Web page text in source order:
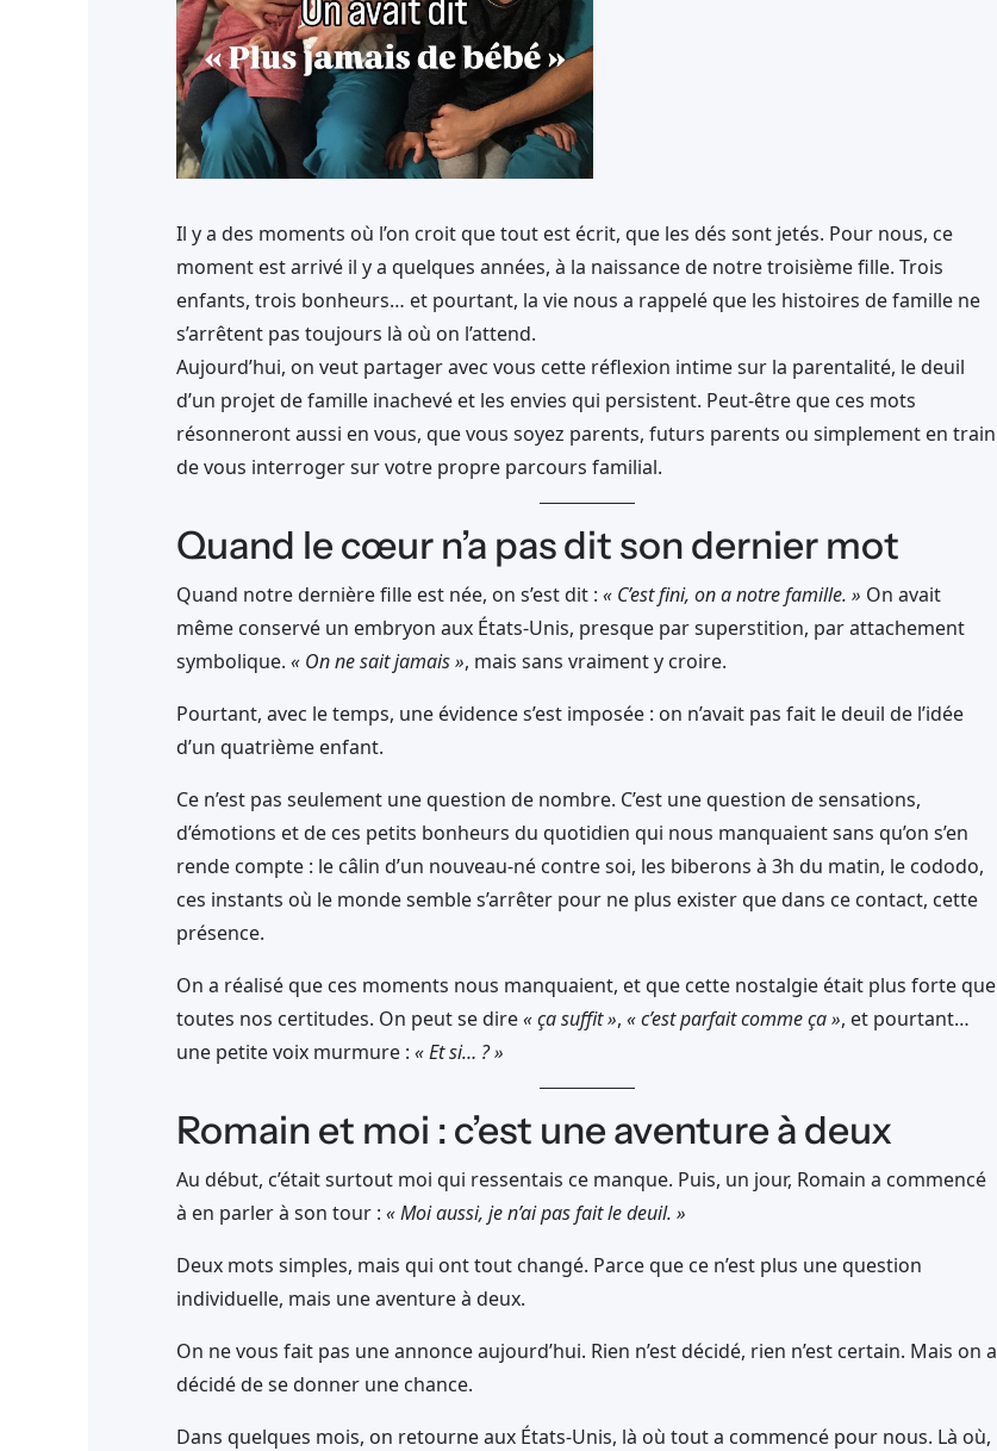
Il y a des moments où l’on croit que tout est écrit, que les dés sont jetés. Pour nous, ce
moment est arrivé il y a quelques années, à la naissance de notre troisième fille. Trois
enfants, trois bonheurs… et pourtant, la vie nous a rappelé que les histoires de famille ne
s’arrêtent pas toujours là où on l’attend.
Aujourd’hui, on veut partager avec vous cette réflexion intime sur la parentalité, le deuil
d’un projet de famille inachevé et les envies qui persistent. Peut-être que ces mots
résonneront aussi en vous, que vous soyez parents, futurs parents ou simplement en train
de vous interroger sur votre propre parcours familial.
Quand le cœur n’a pas dit son dernier mot
Quand notre dernière fille est née, on s’est dit : « C’est fini, on a notre famille. » On avait
même conservé un embryon aux États-Unis, presque par superstition, par attachement
symbolique. « On ne sait jamais », mais sans vraiment y croire.
Pourtant, avec le temps, une évidence s’est imposée : on n’avait pas fait le deuil de l’idée
d’un quatrième enfant.
Ce n’est pas seulement une question de nombre. C’est une question de sensations,
d’émotions et de ces petits bonheurs du quotidien qui nous manquaient sans qu’on s’en
rende compte : le câlin d’un nouveau-né contre soi, les biberons à 3h du matin, le cododo,
ces instants où le monde semble s’arrêter pour ne plus exister que dans ce contact, cette
présence.
On a réalisé que ces moments nous manquaient, et que cette nostalgie était plus forte que
toutes nos certitudes. On peut se dire« ça suffit », « c’est parfait comme ça », et pourtant…
une petite voix murmure : « Et si… ? »
Romain et moi : c’est une aventure à deux
Au début, c’était surtout moi qui ressentais ce manque. Puis, un jour, Romain a commencé
à en parler à son tour : « Moi aussi, je n’ai pas fait le deuil. »
Deux mots simples, mais qui ont tout changé. Parce que ce n’est plus une question
individuelle, mais une aventure à deux.
On ne vous fait pas une annonce aujourd’hui. Rien n’est décidé, rien n’est certain. Mais on a
décidé de se donner une chance.
Dans quelques mois, on retourne aux États-Unis, là où tout a commencé pour nous. Là où,